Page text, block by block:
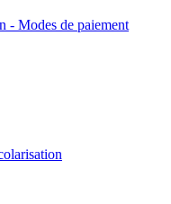
- Modes de paiement